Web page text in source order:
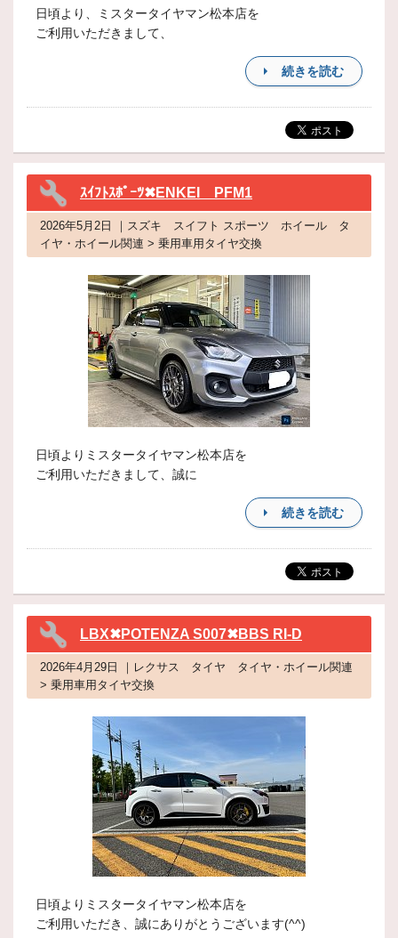
日頃より、ミスタータイヤマン松本店を
ご利用いただきまして、
続きを読む
ｽｲﾌﾄｽﾎﾟｰﾂ✖ENKEI PFM1
2026年5月2日 ｜スズキ スイフト スポーツ ホイール タ
イヤ・ホイール関連 > 乗用車用タイヤ交換
日頃よりミスタータイヤマン松本店を
ご利用いただきまして、誠に
続きを読む
LBX✖POTENZA S007✖BBS RI-D
2026年4月29日 ｜レクサス タイヤ タイヤ・ホイール関連
> 乗用車用タイヤ交換
日頃よりミスタータイヤマン松本店を
ご利用いただき、誠にありがとうございます(^^)